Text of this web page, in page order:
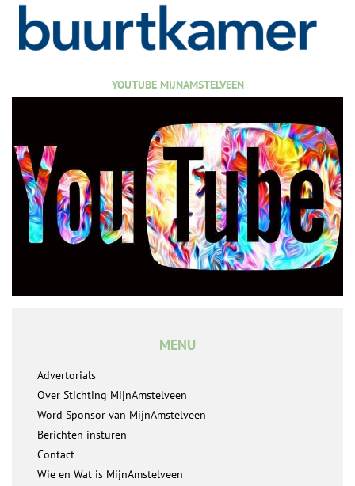
YOUTUBE MIJNAMSTELVEEN
MENU
Advertorials
Over Stichting MijnAmstelveen
Word Sponsor van MijnAmstelveen
Berichten insturen
Contact
Wie en Wat is MijnAmstelveen